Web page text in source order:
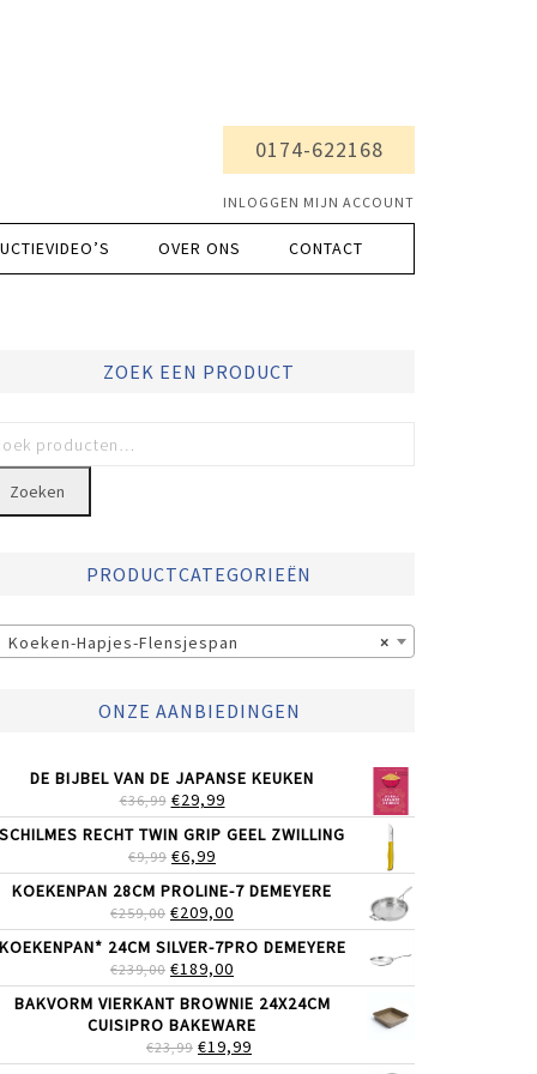
0174-622168
INLOGGEN MIJN ACCOUNT
OVER ONS CONTACT
ZOEK EEN PRODUCT
Zoeken
PRODUCTCATEGORIEËN
×
Koeken-Hapjes-Flensjespan
ONZE AANBIEDINGEN
DE BIJBEL VAN DE JAPANSE KEUKEN
€36,99 OORSPRONKELIJKE
PRIJS
WAS:
€36,99.
€29,99HUIDIGE
PRIJS
IS:
SCHILMES RECHT TWIN GRIP GEEL ZWILLING
€9,99 OORSPRONKELIJKE
PRIJS
WAS:
€9,99.
€6,99
PRIJS
IS:
€6,99.
KOEKENPAN 28CM PROLINE-7 DEMEYERE
€259,00 OORSPRONKELIJKE
PRIJS
WAS:
€259,00.
€209,00
PRIJS
IS:
€209,00.
KOEKENPAN* 24CM SILVER-7PRO DEMEYERE
€239,00 OORSPRONKELIJKE
PRIJS
WAS:
€239,00.
€189,00
PRIJS
IS:
€189,00.
BAKVORM VIERKANT BROWNIE 24X24CM
CUISIPRO BAKEWARE
€23,99 OORSPRONKELIJKE
PRIJS
€19,99
PRIJS